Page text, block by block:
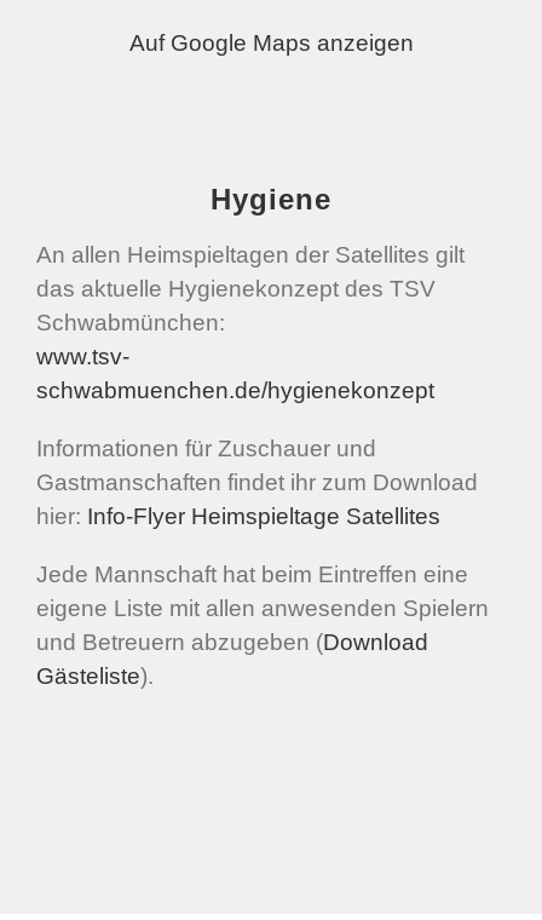
Auf Google Maps anzeigen
Hygiene
An allen Heimspieltagen der Satellites gilt
das aktuelle Hygienekonzept des TSV
Schwabmünchen:
www.tsv-
schwabmuenchen.de/hygienekonzept
Informationen für Zuschauer und
Gastmanschaften findet ihr zum Download
hier: Info-Flyer Heimspieltage Satellites
Jede Mannschaft hat beim Eintreffen eine
eigene Liste mit allen anwesenden Spielern
und Betreuern abzugeben (Download
Gästeliste).